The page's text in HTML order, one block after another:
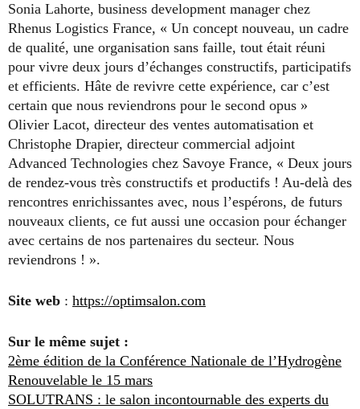
Sonia Lahorte, business development manager chez
Rhenus Logistics France, « Un concept nouveau, un cadre
de qualité, une organisation sans faille, tout était réuni
pour vivre deux jours d’échanges constructifs, participatifs
et efficients. Hâte de revivre cette expérience, car c’est
certain que nous reviendrons pour le second opus »
Olivier Lacot, directeur des ventes automatisation et
Christophe Drapier, directeur commercial adjoint
Advanced Technologies chez Savoye France, « Deux jours
de rendez-vous très constructifs et productifs ! Au-delà des
rencontres enrichissantes avec, nous l’espérons, de futurs
nouveaux clients, ce fut aussi une occasion pour échanger
avec certains de nos partenaires du secteur. Nous
reviendrons ! ».
Site web : https://optimsalon.com
Sur le même sujet :
2ème édition de la Conférence Nationale de l’Hydrogène
Renouvelable le 15 mars
SOLUTRANS : le salon incontournable des experts du